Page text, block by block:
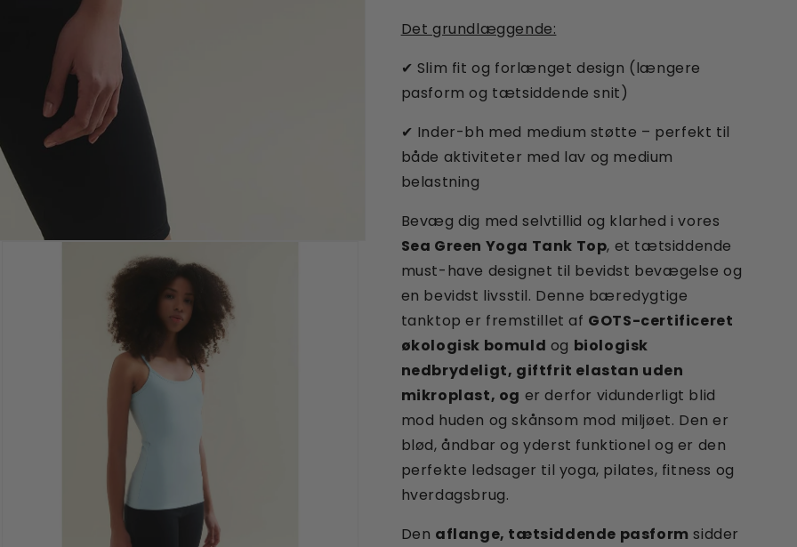
Det grundlæggende:
✔ Slim fit og forlænget design (længere
pasform og tætsiddende snit)
✔ Inder-bh med medium støtte – perfekt til
både aktiviteter med lav og medium
belastning
Bevæg dig med selvtillid og klarhed i vores
Sea Green Yoga Tank Top, et tætsiddende
must-have designet til bevidst bevægelse og
en bevidst livsstil. Denne bæredygtige
tanktop er fremstillet af GOTS-certificeret
økologisk bomuld og biologisk
nedbrydeligt, giftfrit elastan uden
mikroplast, og er derfor vidunderligt blid
mod huden og skånsom mod miljøet. Den er
blød, åndbar og yderst funktionel og er den
perfekte ledsager til yoga, pilates, fitness og
hverdagsbrug.
Den aflange, tætsiddende pasform sidder